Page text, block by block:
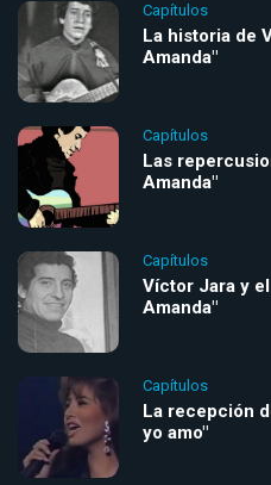
Capítulos
La historia de
Amanda"
Capítulos
Las
Amanda"
Capítulos
Víctor Jara y
Amanda"
Capítulos
La recepción
yo amo"